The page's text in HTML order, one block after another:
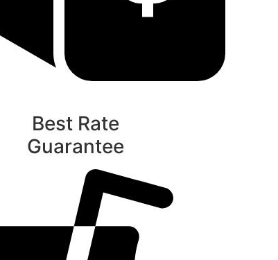
Best Rate
Guarantee